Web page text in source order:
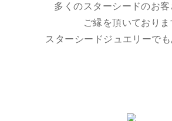
多くのスターシードのお
ご縁を頂いておりま
スターシードジュエリーで